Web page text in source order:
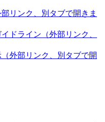
部リンク、別タブで開きま
ドライン （外部リンク、
（外部リンク、別タブで開